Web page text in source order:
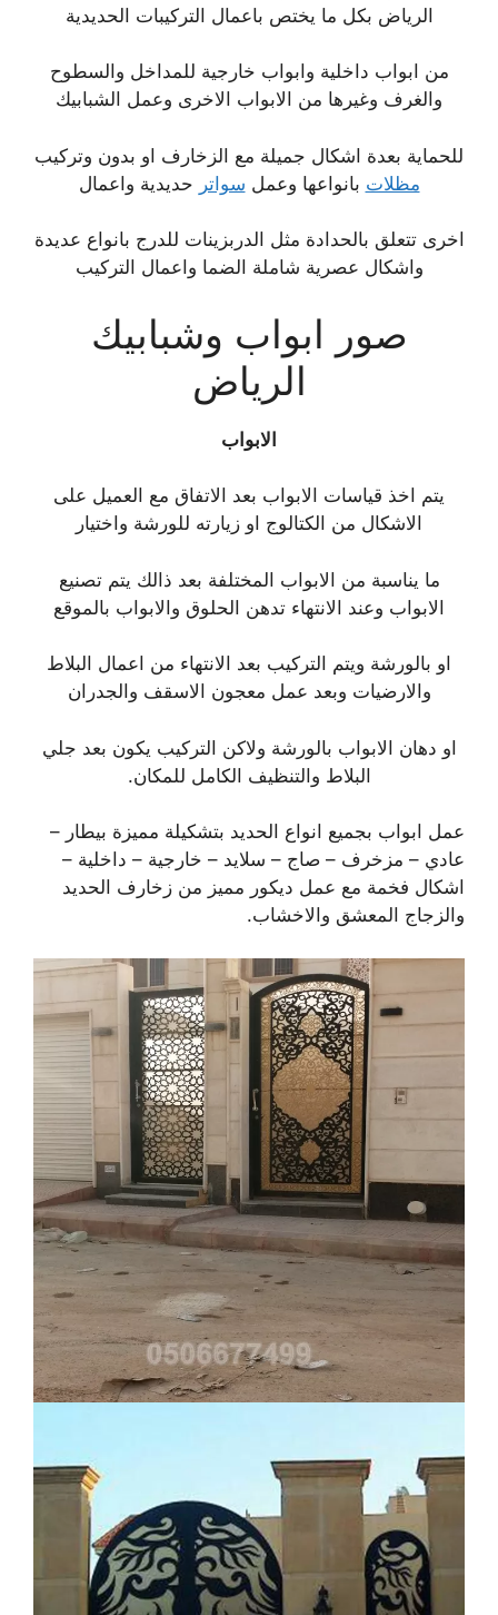
الرياض بكل ما يختص باعمال التركيبات الحديدية
من ابواب داخلية وابواب خارجية للمداخل والسطوح
والغرف وغيرها من الابواب الاخرى وعمل الشبابيك
للحماية بعدة اشكال جميلة مع الزخارف او بدون وتركيب
مظلات بانواعها وعمل سواتر حديدية واعمال
اخرى تتعلق بالحدادة مثل الدربزينات للدرج بانواع عديدة
واشكال عصرية شاملة الضما واعمال التركيب
صور ابواب وشبابيك
الرياض
الابواب
يتم اخذ قياسات الابواب بعد الاتفاق مع العميل على
الاشكال من الكتالوج او زيارته للورشة واختيار
ما يناسبة من الابواب المختلفة بعد ذالك يتم تصنيع
الابواب وعند الانتهاء تدهن الحلوق والابواب بالموقع
او بالورشة ويتم التركيب بعد الانتهاء من اعمال البلاط
والارضيات وبعد عمل معجون الاسقف والجدران
او دهان الابواب بالورشة ولاكن التركيب يكون بعد جلي
البلاط والتنظيف الكامل للمكان.
عمل ابواب بجميع انواع الحديد بتشكيلة مميزة بيطار –
عادي – مزخرف – صاج – سلايد – خارجية – داخلية –
اشكال فخمة مع عمل ديكور مميز من زخارف الحديد
والزجاج المعشق والاخشاب.